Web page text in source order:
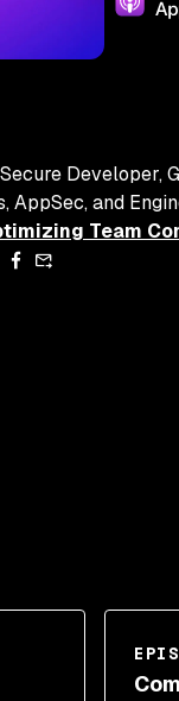
AppSec, and
Team